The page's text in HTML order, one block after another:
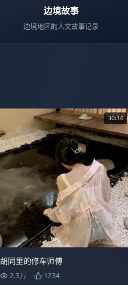
边境故事
边境地区的人文故事记录
2.3万 30:34
30:34
胡同里的修车师傅
2.3万 1234